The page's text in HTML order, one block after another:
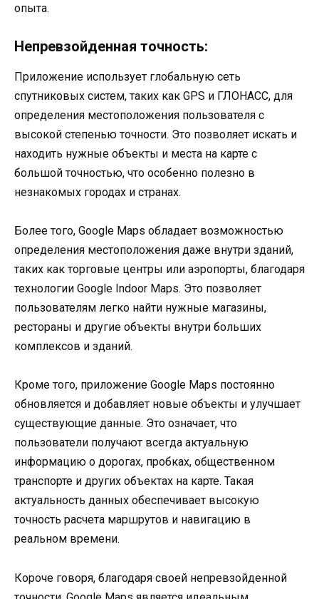
опыта.
Непревзойденная точность:
Приложение использует глобальную сеть
спутниковых систем, таких как GPS и ГЛОНАСС, для
определения местоположения пользователя с
высокой степенью точности. Это позволяет искать и
находить нужные объекты и места на карте с
большой точностью, что особенно полезно в
незнакомых городах и странах.
Более того, Google Maps обладает возможностью
определения местоположения даже внутри зданий,
таких как торговые центры или аэропорты, благодаря
технологии Google Indoor Maps. Это позволяет
пользователям легко найти нужные магазины,
рестораны и другие объекты внутри больших
комплексов и зданий.
Кроме того, приложение Google Maps постоянно
обновляется и добавляет новые объекты и улучшает
существующие данные. Это означает, что
пользователи получают всегда актуальную
информацию о дорогах, пробках, общественном
транспорте и других объектах на карте. Такая
актуальность данных обеспечивает высокую
точность расчета маршрутов и навигацию в
реальном времени.
Короче говоря, благодаря своей непревзойденной